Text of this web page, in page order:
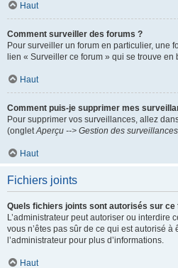
Haut
Comment surveiller des forums ?
Pour surveiller un forum en particulier, une
lien « Surveiller ce forum » qui se trouve en
Haut
Comment puis-je supprimer mes
Pour supprimer vos surveillances, allez
(ongletAperçu --> Gestion des surveillances
Haut
Fichiers joints
Quels fichiers joints sont autorisés sur ce
L’administrateur peut autoriser ou interdire
vous n’êtes pas sûr de ce qui est autorisé à
l’administrateur pour plus d’informations.
Haut